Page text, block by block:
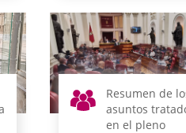
Resumen de
asuntos
en el pleno